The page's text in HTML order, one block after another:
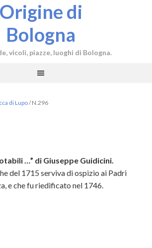
Origine di
Bologna
vicoli, piazze, luoghi di Bologna.
di Lupo/N.296
…” di Giuseppe Guidicini.
del 1715 serviva di ospizio ai Padri
e che fu riedificato nel 1746.